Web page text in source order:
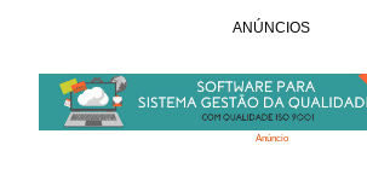
ANÚNCIOS
Anúncio